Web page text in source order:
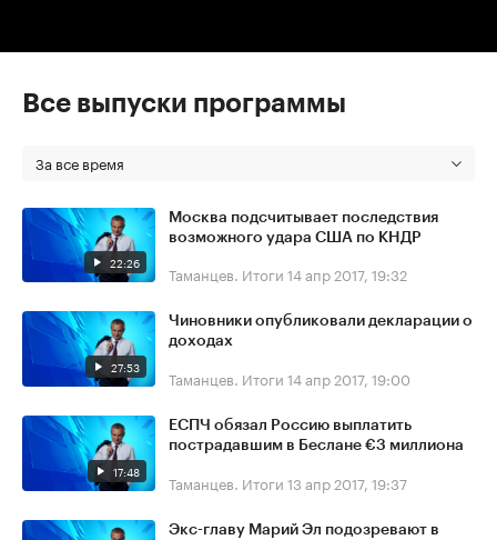
Все выпуски программы
За все время
22:26
Москва подсчитывает последствия
возможного удара США по КНДР
Таманцев. Итоги 14 апр 2017, 19:32
27:53
Чиновники опубликовали декларации о
доходах
Таманцев. Итоги 14 апр 2017, 19:00
17:48
ЕСПЧ обязал Россию выплатить
пострадавшим в Беслане €3 миллиона
Таманцев. Итоги 13 апр 2017, 19:37
Экс-главу Марий Эл подозревают в